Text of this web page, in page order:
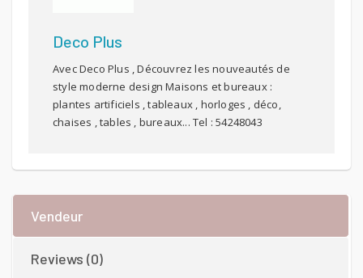
Deco Plus
Avec Deco Plus , Découvrez les nouveautés de
style moderne design Maisons et bureaux :
plantes artificiels , tableaux , horloges , déco,
chaises , tables , bureaux... Tel : 54248043
Vendeur
Reviews (0)